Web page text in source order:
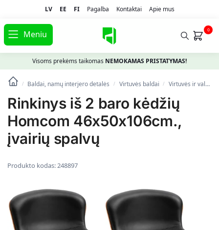
LV EE FI Pagalba Kontaktai Apie mus
Meniu 0
Visoms prekėms taikomas NEMOKAMAS PRISTATYMAS!
/ Baldai, namų interjero detalės / Virtuvės baldai / Virtuvės ir valgomojo kėdės
Rinkinys iš 2 baro kėdžių
Homcom 46x50x106cm.,
įvairių spalvų
Produkto kodas:248897